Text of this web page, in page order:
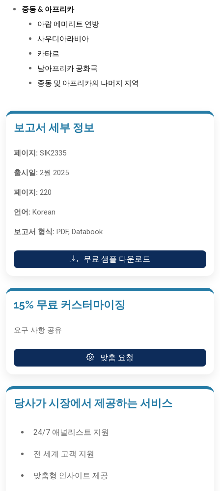
중동 & 아프리카
아랍 에미리트 연방
사우디아라비아
카타르
남아프리카 공화국
중동 및 아프리카의 나머지 지역
보고서 세부 정보
페이지: SIK2335
출시일: 2월 2025
페이지: 220
언어: Korean
보고서 형식: PDF, Databook
무료 샘플 다운로드
15% 무료 커스터마이징
요구 사항 공유
맞춤 요청
당사가 시장에서 제공하는 서비스
24/7 애널리스트 지원
전 세계 고객 지원
맞춤형 인사이트 제공